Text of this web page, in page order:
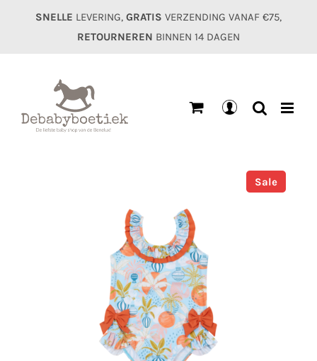
SNELLE LEVERING, GRATIS VERZENDING VANAF €75,
RETOURNEREN BINNEN 14 DAGEN
Sale